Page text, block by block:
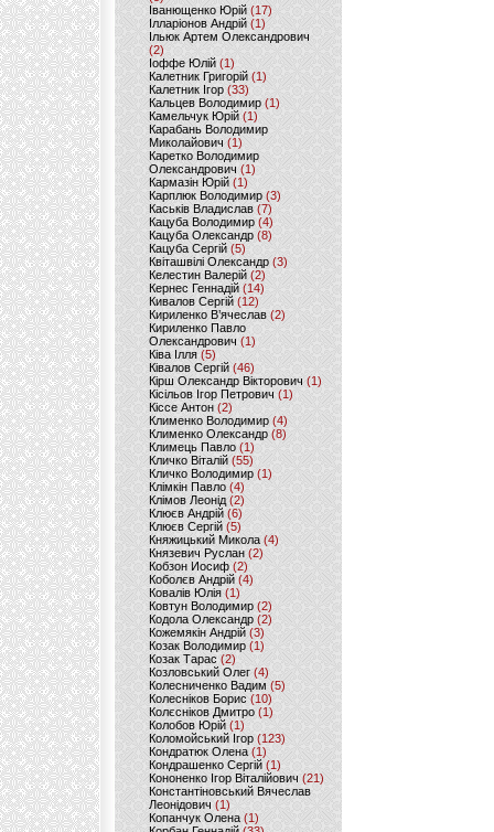
Іванющенко Юрій (17)
Ілларіонов Андрій (1)
Ільюк Артем Олександрович
(2)
Іоффе Юлій (1)
Калетник Григорій(1)
Калетник Ігор (33)
Кальцев Володимир(1)
Камельчук Юрій (1)
Карабань Володимир
Миколайович (1)
Каретко Володимир
Олександрович (1)
Кармазін Юрій(1)
Карплюк Володимир(3)
Каськів Владислав (7)
Кацуба Володимир (4)
Кацуба Олександр (8)
Кацуба Сергій (5)
Квіташвілі Олександр(3)
Келестин Валерій(2)
Кернес Геннадій (14)
Кивалов Сергій (12)
Кириленко В’ячеслав (2)
Кириленко Павло
Олександрович (1)
Ківа Ілля (5)
Ківалов Сергій(46)
Кірш Олександр Вікторович (1)
Кісільов Ігор Петрович (1)
Кіссе Антон (2)
Клименко Володимир(4)
Клименко Олександр (8)
Климець Павло (1)
Кличко Віталій(55)
Кличко Володимир (1)
Клімкін Павло (4)
Клімов Леонід(2)
Клюєв Андрій(6)
Клюєв Сергій (5)
Княжицький Микола(4)
Князевич Руслан (2)
Кобзон Иосиф(2)
Коболєв Андрій (4)
Ковалів Юлія(1)
Ковтун Володимир (2)
Кодола Олександр (2)
Кожемякін Андрій (3)
Козак Володимир (1)
Козак Тарас (2)
Козловський Олег(4)
Колесниченко Вадим (5)
Колесніков Борис (10)
Колєсніков Дмитро (1)
Колобов Юрій (1)
Коломойський Ігор (123)
Кондратюк Олена(1)
Кондрашенко Сергій (1)
Кононенко Ігор Віталійович (21)
Константіновський Вячеслав
Леонідович (1)
Копанчук Олена (1)